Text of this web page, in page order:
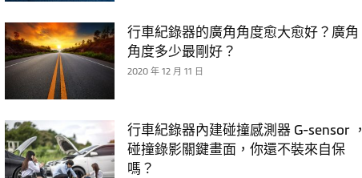
行車紀錄器的廣角角度愈大愈好？廣角
角度多少最剛好？
2020 年 12 月 11 日
行車紀錄器內建碰撞感測器 G-sensor ，
碰撞錄影關鍵畫面，你還不裝來自保
嗎？